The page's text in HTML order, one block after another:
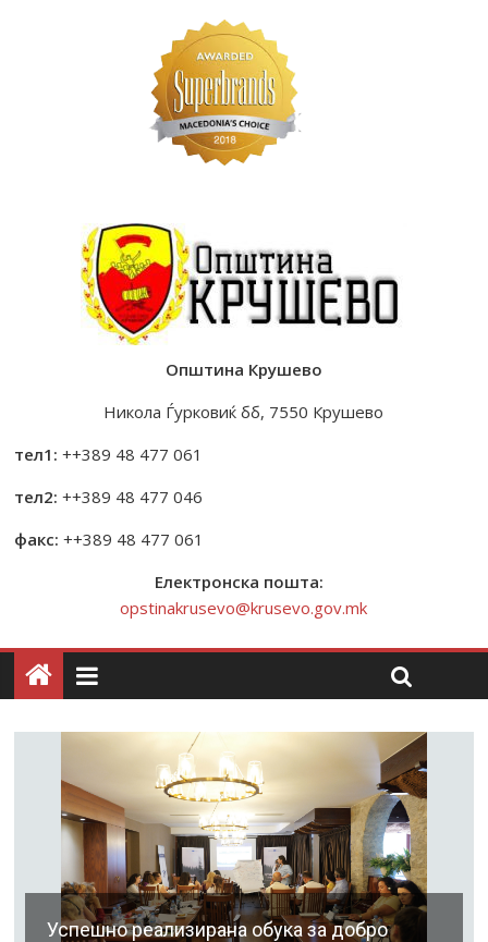
Општина Крушево
Никола Ѓурковиќ бб, 7550 Крушево
тел1: ++389 48 477 061
тел2: ++389 48 477 046
факс: ++389 48 477 061
Електронска пошта:
opstinakrusevo@krusevo.gov.mk
Успешно реализирана обука за добро